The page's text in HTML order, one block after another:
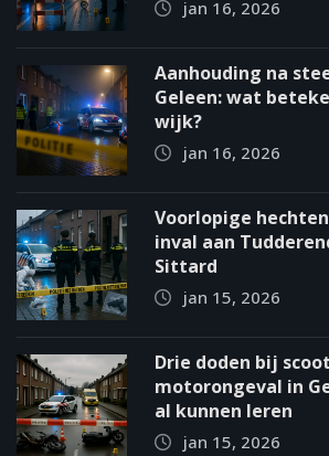
jan 16, 2026
Aanhouding na
Geleen: wat
wijk?
jan 16, 2026
Voorlopige
inval aan
Sittard
jan 15, 2026
Drie doden bij
motorongeval in
al kunnen leren
jan 15, 2026